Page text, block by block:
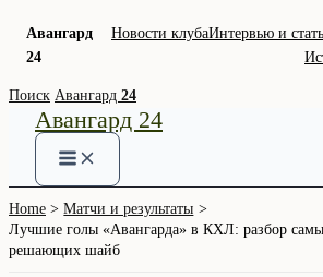
Авангард
24
Новости клубаИнтервью и
Skip
content
Поиск Авангард 24
Авангард 24
Home
Матчи и результаты
Лучшие голы «Авангарда» в КХЛ: разбор
решающих шайб